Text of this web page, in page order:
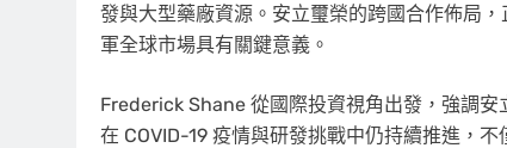
發與大型藥廠資源。安立璽榮的跨國合作佈局
軍全球市場具有關鍵意義。
Frederick Shane 從國際投資視角出發，強調
在 COVID-19 疫情與研發挑戰中仍持續推進，